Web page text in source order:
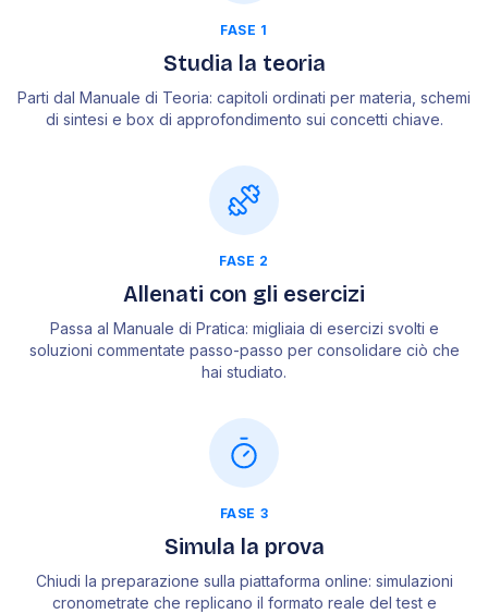
FASE 1
Studia la teoria
Parti dal Manuale di Teoria: capitoli ordinati per materia, schemi
di sintesi e box di approfondimento sui concetti chiave.
FASE 2
Allenati con gli esercizi
Passa al Manuale di Pratica: migliaia di esercizi svolti e
soluzioni commentate passo-passo per consolidare ciò che
hai studiato.
FASE 3
Simula la prova
Chiudi la preparazione sulla piattaforma online: simulazioni
cronometrate che replicano il formato reale del test e